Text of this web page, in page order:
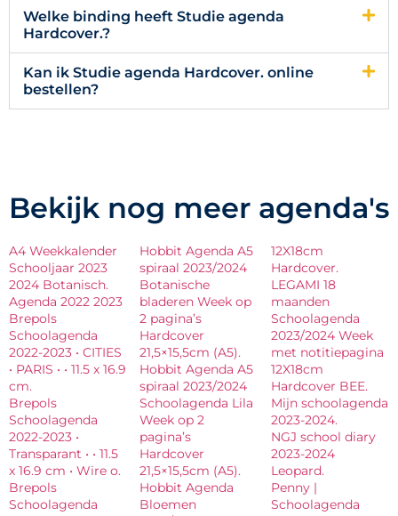
Welke binding heeft Studie agenda
Hardcover.?
Kan ik Studie agenda Hardcover. online
bestellen?
Bekijk nog meer agenda's
A4 Weekkalender
Schooljaar 2023
2024 Botanisch.
Agenda 2022 2023
Brepols
Schoolagenda
2022-2023 • CITIES
• PARIS • • 11.5 x 16.9
cm.
Brepols
Schoolagenda
2022-2023 •
Transparant • • 11.5
x 16.9 cm • Wire o.
Brepols
Schoolagenda
Hobbit Agenda A5
spiraal 2023/2024
Botanische
bladeren Week op
2 pagina’s
Hardcover
21,5×15,5cm (A5).
Hobbit Agenda A5
spiraal 2023/2024
Schoolagenda Lila
Week op 2
pagina’s
Hardcover
21,5×15,5cm (A5).
Hobbit Agenda
Bloemen
12X18cm
Hardcover.
LEGAMI 18
maanden
Schoolagenda
2023/2024 Week
met notitiepagina
12X18cm
Hardcover BEE.
Mijn schoolagenda
2023-2024.
NGJ school diary
2023-2024
Leopard.
Penny |
Schoolagenda